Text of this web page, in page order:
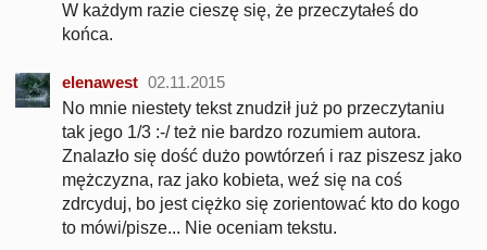
W każdym razie cieszę się, że przeczytałeś do
końca.
elenawest 02.11.2015
No mnie niestety tekst znudził już po przeczytaniu
tak jego 1/3 :-/ też nie bardzo rozumiem autora.
Znalazło się dość dużo powtórzeń i raz piszesz jako
mężczyzna, raz jako kobieta, weź się na coś
zdrcyduj, bo jest ciężko się zorientować kto do kogo
to mówi/pisze... Nie oceniam tekstu.